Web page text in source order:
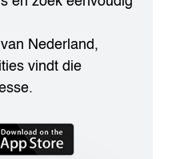
Nederland,
vindt die